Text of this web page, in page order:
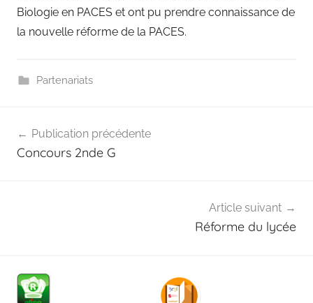
Biologie en PACES et ont pu prendre connaissance de
la nouvelle réforme de la PACES.
Partenariats
de
Publication précédente
Concours 2nde G
Article suivant
Réforme du lycée